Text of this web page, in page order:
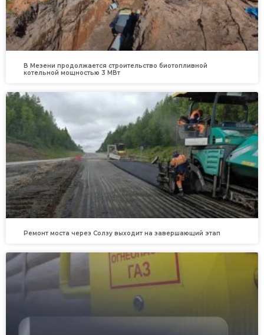
В Мезени продолжается строительство биотопливной
котельной мощностью 3 МВт
Ремонт моста через Солзу выходит на завершающий этап